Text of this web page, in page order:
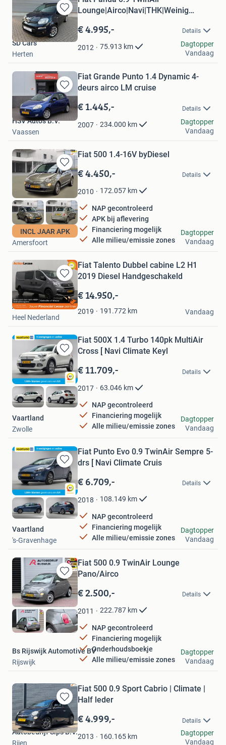
Bewaren
in
Mijn
Favorieten
Lounge|Airco|Navi|THK|Weinig
€ 4.995,- Details
2012 75.913 km
SD Cars
Herten
Dagtopper
Vandaag
Bewaren
in
Mijn
Favorieten
Fiat Grande Punto 1.4 Dynamic 4-
deurs airco LM cruise
€ 1.445,- Details
2007 234.000 km
HSV Auto's B.V.
Vaassen
Dagtopper
Vandaag
Bewaren
in
Mijn
Favorieten
INCL JAAR APK
Fiat 500 1.4-16V byDiesel
€ 4.450,- Details
2010 172.057 km
NAP gecontroleerd
APK bij aflevering
Financiering mogelijk
Alle milieu/emissie zones
Autohandel Honing
Amersfoort
Dagtopper
Vandaag
Bewaren
in
Mijn
Favorieten
Fiat Talento Dubbel cabine L2 H1
2019 Diesel Handgeschakeld
€ 14.950,-
2019 191.772 km
Action Lease
Heel Nederland
Vandaag
Bewaren
in
Mijn
Favorieten
Fiat 500X 1.4 Turbo 140pk MultiAir
Cross [ Navi Climate Keyl
€ 11.709,- Details
2017 63.046 km
NAP gecontroleerd
Financiering mogelijk
Alle milieu/emissie zones
Vaartland
Zwolle
Dagtopper
Vandaag
Bewaren
in
Mijn
Favorieten
Fiat Punto Evo 0.9 TwinAir Sempre 5-
drs [ Navi Climate Cruis
€ 6.709,- Details
2018 108.149 km
NAP gecontroleerd
Financiering mogelijk
Alle milieu/emissie zones
Vaartland
's-Gravenhage
Dagtopper
Vandaag
Bewaren
in
Mijn
Favorieten
Fiat 500 0.9 TwinAir Lounge
Pano/Airco
€ 2.500,- Details
2011 222.787 km
NAP gecontroleerd
Financiering mogelijk
Onderhoudsboekje
Alle milieu/emissie zones
Bs Rijswijk Automotive BV
Rijswijk
Dagtopper
Vandaag
Bewaren
in
Mijn
Favorieten
Fiat 500 0.9 Sport Cabrio | Climate |
Half leder
€ 4.999,- Details
2013 160.165 km
Autobedrijf Sips B.V.
Rijen
Dagtopper
Vandaag